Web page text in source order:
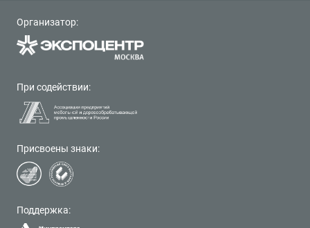
Организатор:
При содействии:
Присвоены знаки:
Поддержка: